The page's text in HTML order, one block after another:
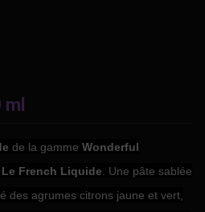
de la gamme Wonderful
Le French Liquide. Une pâte sablée
des agrumes citrons jaune et vert,